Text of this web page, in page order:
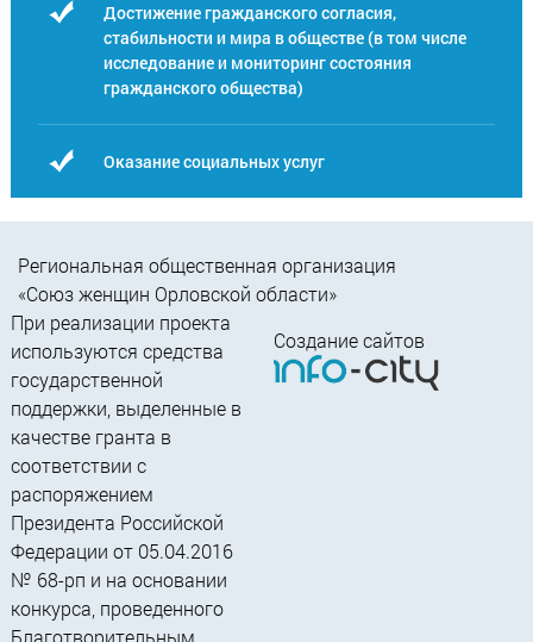
Достижение гражданского согласия,
стабильности и мира в обществе (в том числе
исследование и мониторинг состояния
гражданского общества)
Оказание социальных услуг
Региональная общественная организация
«Союз женщин Орловской области»
При реализации проекта
используются средства
государственной
поддержки, выделенные в
качестве гранта в
соответствии c
распоряжением
Президента Российской
Федерации от 05.04.2016
№ 68-рп и на основании
конкурса, проведенного
Создание сайтов